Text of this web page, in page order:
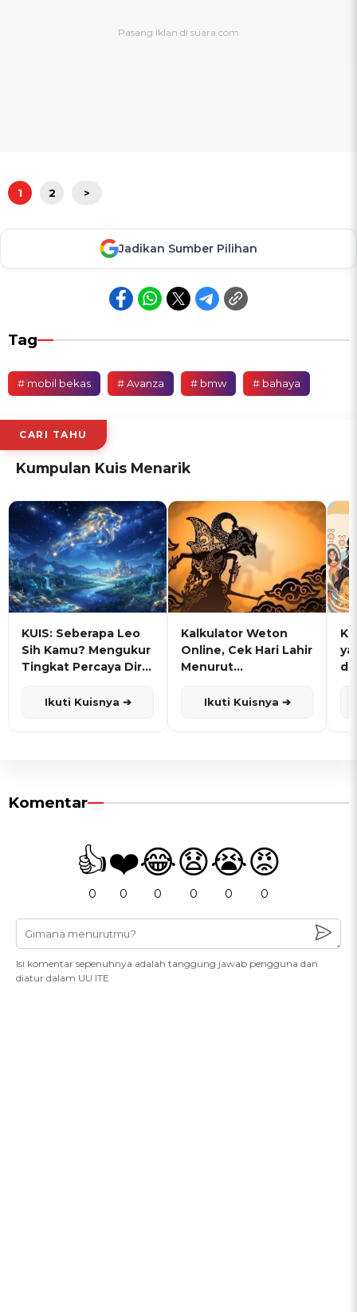
1 2 >
Jadikan Sumber Pilihan
Tag
# mobil bekas # Avanza # bmw # bahaya
CARI TAHU
Kumpulan Kuis Menarik
KUIS: Seberapa Leo
Sih Kamu? Mengukur
Tingkat Percaya Diri
Ikuti Kuisnya ➔
Kalkulator Weton
Online, Cek Hari Lahir
Menurut
Ikuti Kuisnya ➔
Komentar
👍
0
❤️
0
😂
0
😧
0
😭
0
😡
0
Isi komentar sepenuhnya adalah tanggung jawab pengguna dan
diatur dalam UU ITE